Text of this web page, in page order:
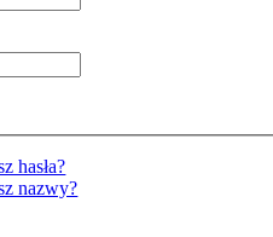
hasła?
nazwy?